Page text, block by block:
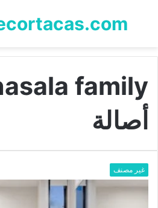
بحث
أصالة
غير مصنف